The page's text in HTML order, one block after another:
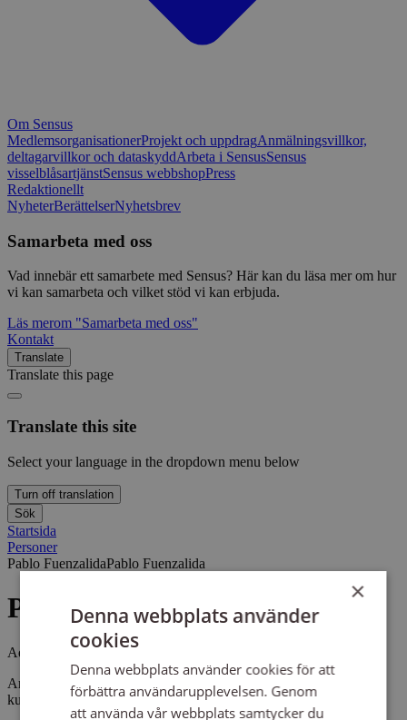
Om Sensus
MedlemsorganisationerProjekt och uppdragAnmälningsvillkor,
deltagarvillkor och dataskyddArbeta i SensusSensus
visselblåsartjänstSensus webbshopPress
Redaktionellt
NyheterBerättelserNyhetsbrev
Samarbeta med oss
Vad innebär ett samarbete med Sensus? Här kan du läsa mer om hur
vi kan samarbeta och vilket stöd vi kan erbjuda.
Läs merom "Samarbeta med oss"
Kontakt
Translate
Translate this page
Translate this site
Select your language in the dropdown menu below
Turn off translation
Sök
Startsida
Personer
Pablo FuenzalidaPablo Fuenzalida
Pablo Fuenzalida
Administratör
Arbetar med lokaladministration med många och nära
kundkontakter i Sensus kontor Uppsala.
×
Denna webbplats använder
cookies
Denna webbplats använder cookies för att
förbättra användarupplevelsen. Genom
att använda vår webbplats samtycker du